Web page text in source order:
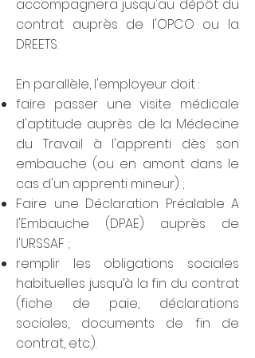
accompagnera jusqu'au dépôt du
contrat auprès de l'OPCO ou la
DREETS.
En parallèle, l'employeur doit :
faire passer une visite médicale
d'aptitude auprès de la Médecine
du Travail à l'apprenti dès son
embauche (ou en amont dans le
cas d'un apprenti mineur) ;
Faire une Déclaration Préalable A
l'Embauche (DPAE) auprès de
l'URSSAF ;
remplir les obligations sociales
habituelles jusqu’à la fin du contrat
(fiche de paie, déclarations
sociales, documents de fin de
contrat, etc.).